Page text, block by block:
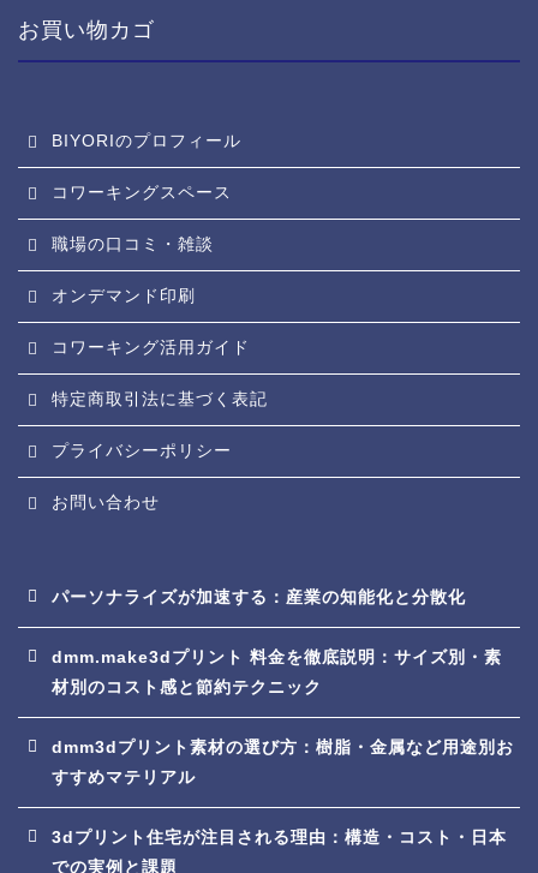
お買い物カゴ
BIYORIのプロフィール
コワーキングスペース
職場の口コミ・雑談
オンデマンド印刷
コワーキング活用ガイド
特定商取引法に基づく表記
プライバシーポリシー
お問い合わせ
パーソナライズが加速する：産業の知能化と分散化
dmm.make3dプリント 料金を徹底説明：サイズ別・素
材別のコスト感と節約テクニック
dmm3dプリント素材の選び方：樹脂・金属など用途別お
すすめマテリアル
3dプリント住宅が注目される理由：構造・コスト・日本
での実例と課題